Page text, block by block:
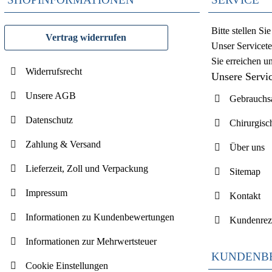
Vertrag widerrufen
Widerrufsrecht
Unsere AGB
Datenschutz
Zahlung & Versand
Lieferzeit, Zoll und Verpackung
Impressum
Informationen zu Kundenbewertungen
Informationen zur Mehrwertsteuer
Cookie Einstellungen
Bitte stellen
Unser
Sie erreichen
Unsere
Über uns
Sitemap
Kontakt